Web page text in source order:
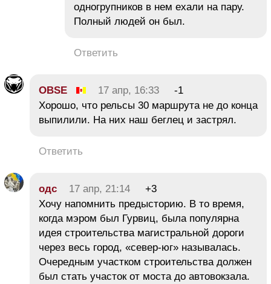
одногрупников в нем ехали на пару.
Полный людей он был.
Ответить
OBSE 17 апр, 16:33
-1
Хорошо, что рельсы 30 маршрута не до конца
выпилили. На них наш беглец и застрял.
Ответить
одс 17 апр, 21:14
+3
Хочу напомнить предысторию. В то время,
когда мэром был Гурвиц, была популярна
идея строительства магистральной дороги
через весь город, «север-юг» называлась.
Очередным участком строительства должен
был стать участок от моста до автовокзала.